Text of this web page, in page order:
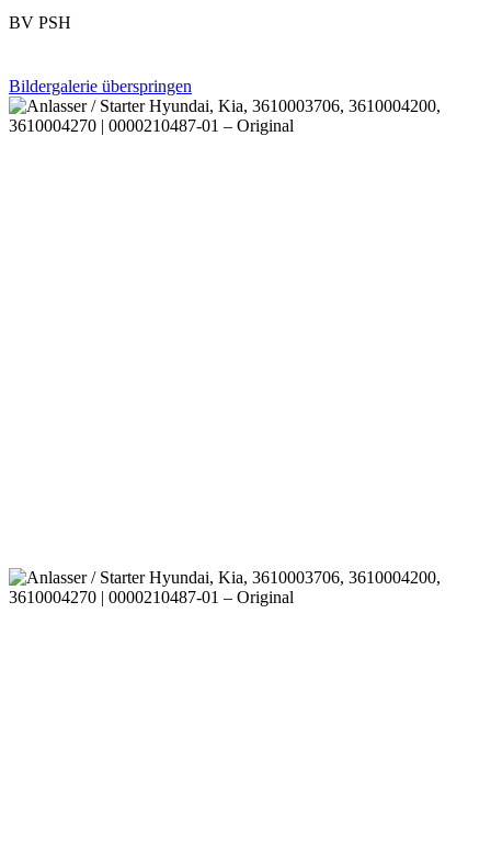
BV PSH
Bildergalerie überspringen